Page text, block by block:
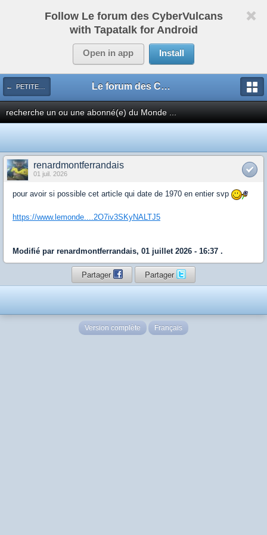
Follow Le forum des CyberVulcans
with Tapatalk for Android
Open in app Install
← PETITES ANNONCES Le forum des CyberVulcans
recherche un ou une abonné(e) du Monde ...
renardmontferrandais
01 juil. 2026
pour avoir si possible cet article qui date de 1970 en entier svp
https://www.lemonde....2O7iv3SKyNALTJ5
Modifié par renardmontferrandais, 01 juillet 2026 - 16:37 .
Partager Partager
Version complète Français